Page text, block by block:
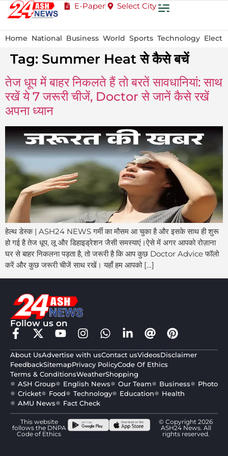
E-Paper Select City
Home National Business World Sports Technology
Tag: Summer Heat से कैसे बचें
तेज धूप में बाहर निकलते हैं तो बरतें सावधानियां: साथ
रखें ये 7 जरूरी चीजें, Doctor से जानें कैसे रखें
अपना ध्यान
हेल्थ डेस्क | ASH24 NEWS गर्मी का मौसम आ चुका है और इसके साथ ही शुरू
हो गई है तेज धूप, लू और डिहाइड्रेशन जैसी समस्याएं।ऐसे में अगर आपको रोज़ाना
घर से बाहर निकलना पड़ता है, तो जरूरी है कि आप कुछ Doctor Advice फॉलो
करें और कुछ जरूरी चीजें साथ रखें। यहाँ हम आपको […]
Follow us on
About UsAdvertise with usContact usVideosDisclaimer
FeedbackSitemapPrivacy PolicyCode Of Ethics
Terms & ConditionsWeatherShopping
ASH Group
English News Our Team Business
Photo
Cricket
Food Technology Education
Health
AMU News
Fact Check
This website
follows the DNPA
Code of Ethics
© Copyright 2026
ASH24 News. All
rights reserved.